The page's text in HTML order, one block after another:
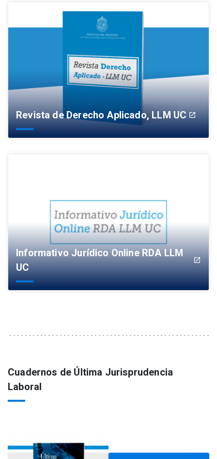
Revista de Derecho Aplicado, LLM UC launch
Informativo Jurídico Online RDA LLM
UC
launch
Cuadernos de Última Jurisprudencia
Laboral